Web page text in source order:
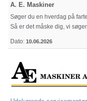
A. E. Maskiner
Søger du en hverdag på
Så er det måske dig, vi
Dato: 10.06.2026